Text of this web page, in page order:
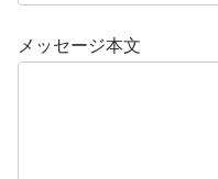
メッセージ本文